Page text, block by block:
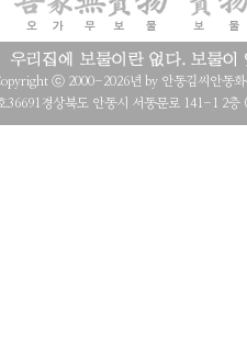
ⓒ 2000-2026년 by 안동김씨안동
36691경상북도 안동시 서동문로 141-1 2